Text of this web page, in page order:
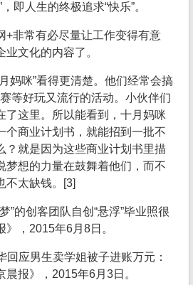
即人生的终极追求“快乐”。
+非常有必尽量让工作变得有意
文化的内容了。
妈咪”看得更清楚。他们经常会搞
等好玩又流行的活动。小伙伴们
了这里。所以能看到，十月妈咪
个商业计划书，就能招到一批不
？就是因为这些商业计划书里描
梦想的力量在鼓舞着他们，而不
不太缺钱。[3]
”的创客团队自创“悬浮”毕业照很
，2015年6月8日。
回应男生卖学姐被子进账万元：
报》，2015年6月3日。